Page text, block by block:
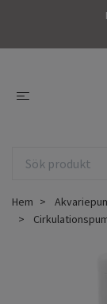
Hem